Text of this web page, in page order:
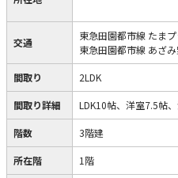
交通
東急田園都市線 たま
東急田園都市線 あざ
間取り 2LDK
間取り詳細 LDK10帖、洋室7.5帖
階数 3階建
所在階 1階